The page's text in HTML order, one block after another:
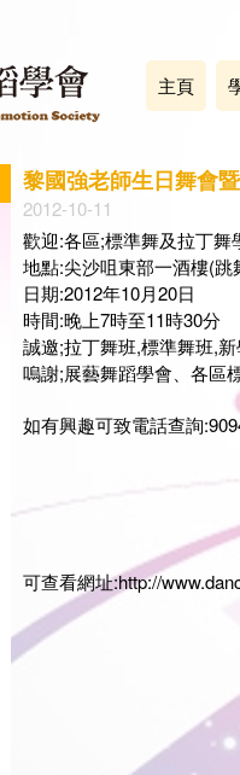
主頁
黎國強老師生日舞會
2012-10-11
歡迎:各區;標準舞及拉丁舞
地點:尖沙咀東部一酒樓(跳
日期:2012年10月20日
時間:晚上7時至11時30分
誠邀;拉丁舞班,標準舞班,
嗚謝;展藝舞蹈學會、各區
如有興趣可致電話查詢
會長:
日期
可查看網址:http://